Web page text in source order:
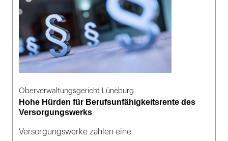
Oberverwaltungsgericht Lüneburg
Hohe Hürden für Berufsunfähigkeitsrente des
Versorgungswerks
Versorgungswerke zahlen eine